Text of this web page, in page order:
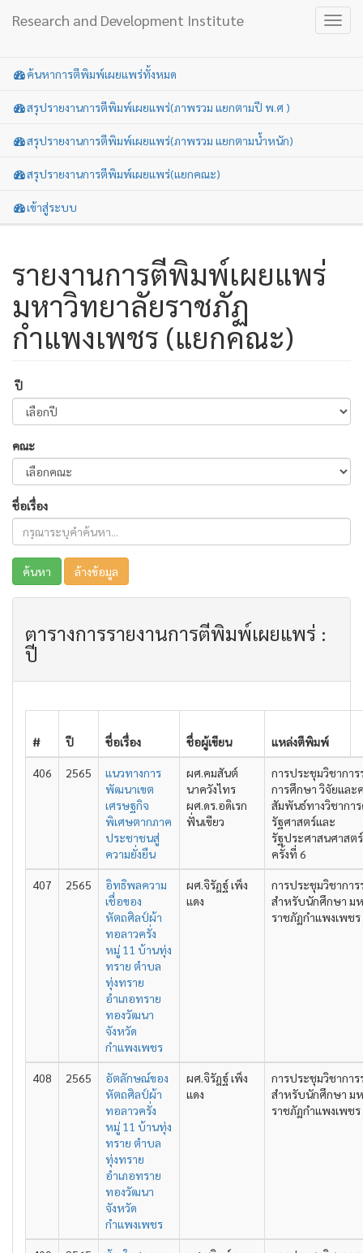
Research and Development Institute
ค้นหาการตีพิมพ์เผยแพร่ทั้งหมด
สรุปรายงานการตีพิมพ์เผยแพร่(ภาพรวม แยกตามปี พ.ศ )
สรุปรายงานการตีพิมพ์เผยแพร่(ภาพรวม แยกตามน้ำหนัก)
สรุปรายงานการตีพิมพ์เผยแพร่(แยกคณะ)
เข้าสู่ระบบ
รายงานการตีพิมพ์เผยแพร่
มหาวิทยาลัยราชภัฏ
กำแพงเพชร (แยกคณะ)
ปี
คณะ
ชื่อเรื่อง
ค้นหา ล้างข้อมูล
ตารางการรายงานการตีพิมพ์เผยแพร่ :
ปี
# ปี ชื่อเรื่อง ชื่อผู้เขียน แหล่งตีพิมพ์
406 2565
แนวทางการ
พัฒนาเขต
เศรษฐกิจ
พิเศษตากภาค
ประชาชนสู่
ความยั่งยืน
ผศ.คมสันต์
นาควังไทร
ผศ.ดร.อดิเรก
ฟั่นเขียว
การประชุมวิชากา
การศึกษา วิจัยและ
สัมพันธ์ทางวิชากา
รัฐศาสตร์และ
รัฐประศาสนศาสตร์
ครั้งที่ 6
407 2565
อิทธิพลความ
เชื่อของ
หัตถศิลป์ผ้า
ทอลาวครั่ง
หมู่ 11 บ้านทุ่ง
ทราย ตำบล
ทุ่งทราย
อำเภอทราย
ทองวัฒนา
จังหวัด
กำแพงเพชร
ผศ.จิรัฎฐ์ เพ็ง
แดง
การประชุมวิชากา
สำหรับนักศึกษา ม
ราชภัฏกำแพงเพช
408 2565
อัตลักษณ์ของ
หัตถศิลป์ผ้า
ทอลาวครั่ง
หมู่ 11 บ้านทุ่ง
ทราย ตำบล
ทุ่งทราย
อำเภอทราย
ทองวัฒนา
จังหวัด
กำแพงเพชร
ผศ.จิรัฎฐ์ เพ็ง
แดง
การประชุมวิชากา
สำหรับนักศึกษา ม
ราชภัฏกำแพงเพช